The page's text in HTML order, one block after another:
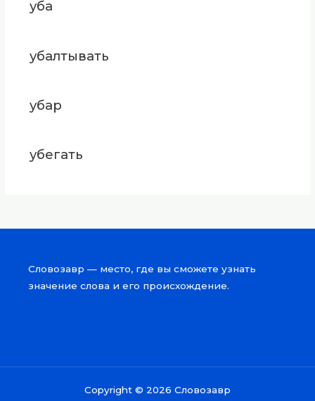
уба
убалтывать
убар
убегать
Словозавр — место, где вы сможете узнать
значение слова и его происхождение.
Copyright © 2026 Словозавр